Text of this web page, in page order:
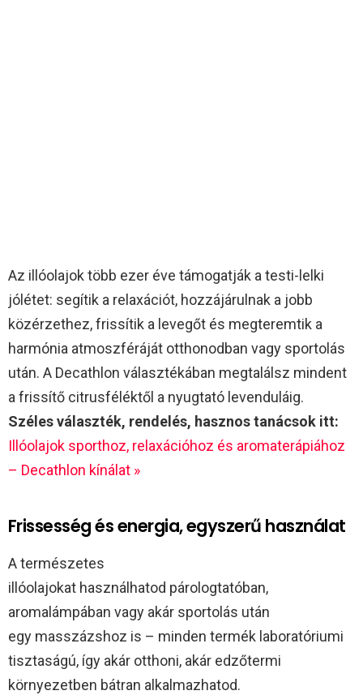
Az illóolajok több ezer éve támogatják a testi-lelki
jólétet: segítik a relaxációt, hozzájárulnak a jobb
közérzethez, frissítik a levegőt és megteremtik a
harmónia atmoszféráját otthonodban vagy sportolás
után. A Decathlon választékában megtalálsz mindent
a frissítő citrusféléktől a nyugtató levenduláig.
Széles választék, rendelés, hasznos tanácsok itt:
Illóolajok sporthoz, relaxációhoz és aromaterápiához
– Decathlon kínálat »
Frissesség és energia, egyszerű használat
A természetes
illóolajokat használhatod párologtatóban,
aromalámpában vagy akár sportolás után
egy masszázshoz is – minden termék laboratóriumi
tisztaságú, így akár otthoni, akár edzőtermi
környezetben bátran alkalmazhatod.